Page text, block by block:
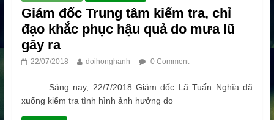
Giám đốc Trung tâm kiểm tra, chỉ
đạo khắc phục hậu quả do mưa lũ
gây ra
22/07/2018 doihonghanh 0 Comment
Sáng nay, 22/7/2018 Giám đốc Lã Tuấn Nghĩa đã
xuống kiểm tra tình hình ảnh hưởng do